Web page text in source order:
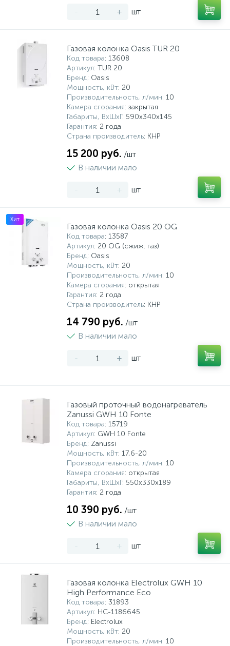
- + шт
Газовая колонка Oasis TUR 20
Код товара: 13608
Артикул: TUR 20
Бренд: Oasis
Мощность, кВт: 20
Производительность, л/мин: 10
Камера сгорания: закрытая
Габариты, ВхШхГ: 590x340x145
Гарантия: 2 года
Страна производитель: КНР
15 200 руб. /шт
В наличии мало
- + шт
Хит
Газовая колонка Oasis 20 OG
Код товара: 13587
Артикул: 20 OG (сжиж. газ)
Бренд: Oasis
Мощность, кВт: 20
Производительность, л/мин: 10
Камера сгорания: открытая
Гарантия: 2 года
Страна производитель: КНР
14 790 руб. /шт
В наличии мало
- + шт
Газовый проточный водонагреватель
Zanussi GWH 10 Fonte
Код товара: 15719
Артикул: GWH 10 Fonte
Бренд: Zanussi
Мощность, кВт: 17,6-20
Производительность, л/мин: 10
Камера сгорания: открытая
Габариты, ВхШхГ: 550x330x189
Гарантия: 2 года
10 390 руб. /шт
В наличии мало
- + шт
Газовая колонка Electrolux GWH 10
High Performance Eco
Код товара: 31893
Артикул: НС-1186645
Бренд: Electrolux
Мощность, кВт: 20
Производительность, л/мин: 10